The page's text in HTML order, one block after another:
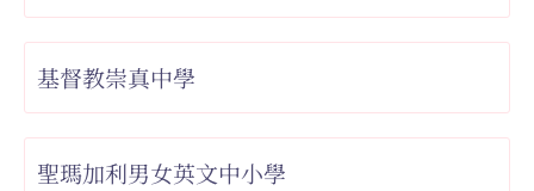
基督教崇真中學
聖瑪加利男女英文中小學